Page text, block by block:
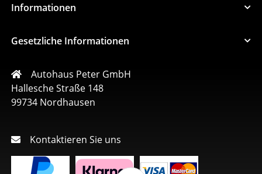
Informationen
Gesetzliche Informationen
Autohaus Peter GmbH
Hallesche Straße 148
99734 Nordhausen
Kontaktieren Sie uns